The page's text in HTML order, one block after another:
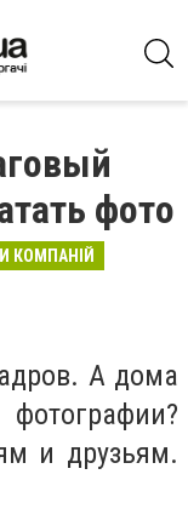
фото
КОМПАНІЙ
А дома
и друзьям.